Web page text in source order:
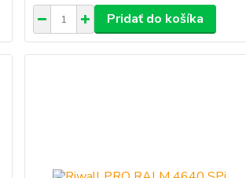
Pridať do košíka